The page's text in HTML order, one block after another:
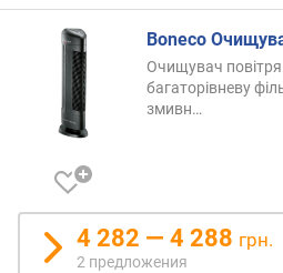
н
м
Boneco
Очищувач
багаторівневу
змивн…
4 282 — 4 288 грн.
2 предложения